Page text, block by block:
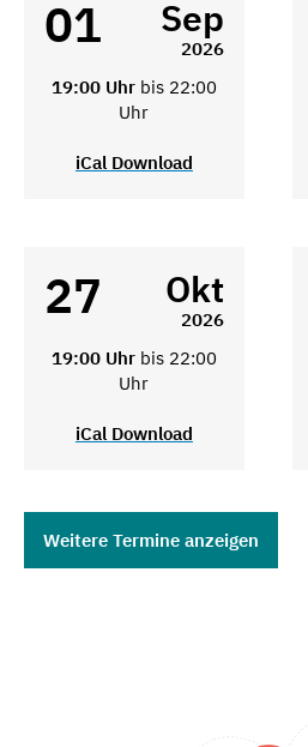
01 Sep
2026
19:00 Uhr bis 22:00
Uhr
iCal Download
27 Okt
2026
19:00 Uhr bis 22:00
Uhr
iCal Download
Weitere Termine anzeigen